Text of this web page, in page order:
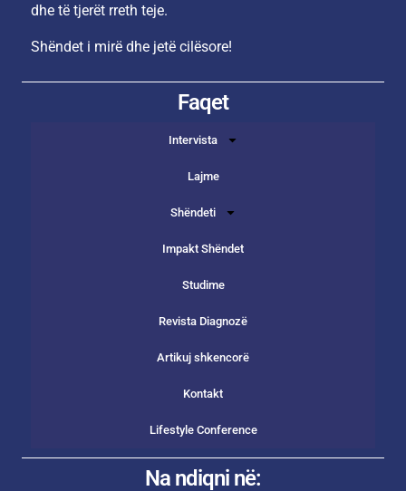
dhe të tjerët rreth teje.
Shëndet i mirë dhe jetë cilësore!
Faqet
Intervista
Lajme
Shëndeti
Impakt Shëndet
Studime
Revista Diagnozë
Artikuj shkencorë
Kontakt
Lifestyle Conference
Na ndiqni në: